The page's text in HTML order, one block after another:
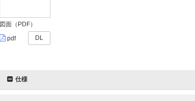
図面（PDF）
pdf
DL
仕様